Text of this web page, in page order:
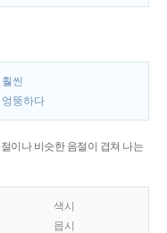
훨씬
엉뚱하다
이나 비슷한 음절이 겹쳐 나는
색시
몹시